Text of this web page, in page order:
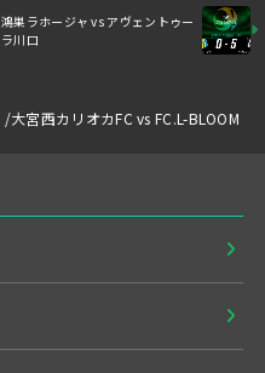
鴻巣ラホージャ vs アヴェントゥー
ラ川口
大宮西カリオカFC vs FC.L-BLOOM